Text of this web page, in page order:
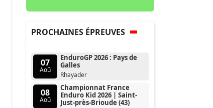
PROCHAINES ÉPREUVES
07
Aoû
EnduroGP 2026 : Pays de
Galles
Rhayader
08
Aoû
Championnat France
Enduro Kid 2026 | Saint-
Just-près-Brioude (43)